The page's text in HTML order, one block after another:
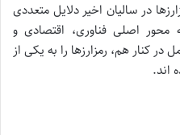
در سالیان اخیر دلایل متعددی
اصلی فناوری، اقتصادی و
کنار هم، رمزارزها را به یکی از
اند.